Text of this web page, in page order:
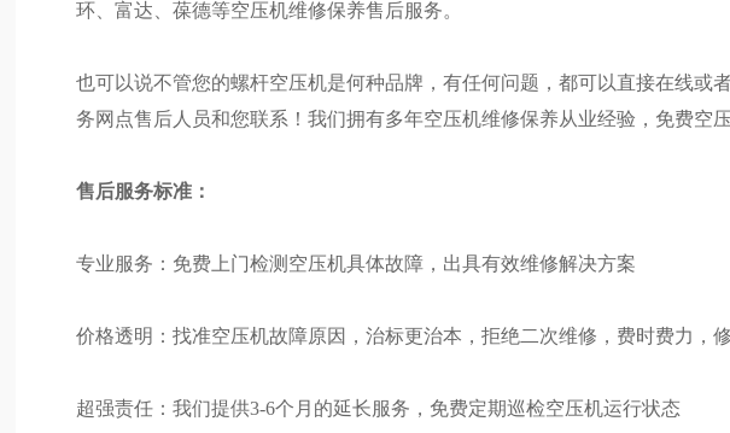
环、富达、葆德等空压机维修保养售后服务。
也可以说不管您的螺杆空压机是何种品牌，有任何问题，都可以直接在线或
务网点售后人员和您联系！我们拥有多年空压机维修保养从业经验，免费空
售后服务标准：
专业服务：免费上门检测空压机具体故障，出具有效维修解决方案
价格透明：找准空压机故障原因，治标更治本，拒绝二次维修，费时费力，
超强责任：我们提供3-6个月的延长服务，免费定期巡检空压机运行状态